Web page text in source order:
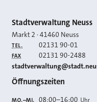
Kontakt
Stadtverwaltung Neuss
Markt 2 ·41460 Neuss
TEL. 02131 90-01
FAX 02131 90-2488
E-MAIL
Öffnungszeiten
MO.–MI. 08:00–16:00 Uhr